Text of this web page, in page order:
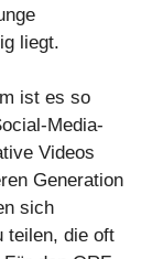
liegt.
ist es so
Media-
Videos
Generation
sich
teilen, die oft